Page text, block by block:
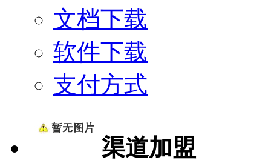
文档下载
软件下载
支付方式
渠道加盟